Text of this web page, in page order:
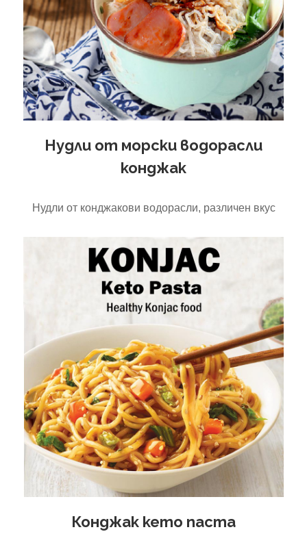
Нудли от морски водорасли
конджак
Нудли от конджакови водорасли, различен вкус
Конджак кето паста